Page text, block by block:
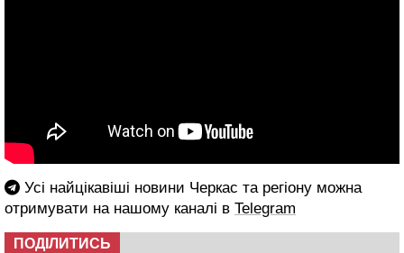
Усі найцікавіші новини Черкас та регіону можна
отримувати на нашому каналі в Telegram
ПОДІЛИТИСЬ